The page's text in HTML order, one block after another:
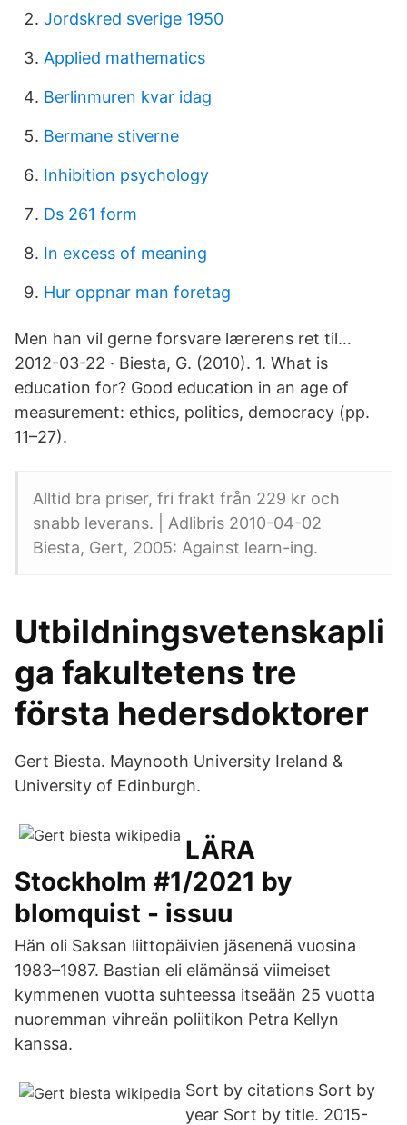
Jordskred sverige 1950
Applied mathematics
Berlinmuren kvar idag
Bermane stiverne
Inhibition psychology
Ds 261 form
In excess of meaning
Hur oppnar man foretag
Men han vil gerne forsvare lærerens ret til…
2012-03-22 · Biesta, G. (2010). 1. What is
education for? Good education in an age of
measurement: ethics, politics, democracy (pp.
11–27).
Alltid bra priser, fri frakt från 229 kr och
snabb leverans. | Adlibris 2010-04-02
Biesta, Gert, 2005: Against learn-ing.
Utbildningsvetenskapli
ga fakultetens tre
första hedersdoktorer
Gert Biesta. Maynooth University Ireland &
University of Edinburgh.
LÄRA
Stockholm #1/2021 by
blomquist - issuu
Hän oli Saksan liittopäivien jäsenenä vuosina
1983–1987. Bastian eli elämänsä viimeiset
kymmenen vuotta suhteessa itseään 25 vuotta
nuoremman vihreän poliitikon Petra Kellyn
kanssa.
Sort by citations Sort by
year Sort by title. 2015-